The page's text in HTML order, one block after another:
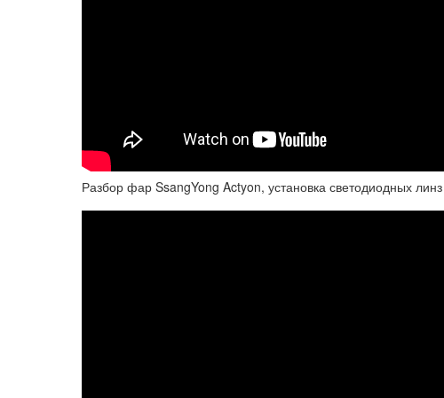
Разбор фар SsangYong Actyon, установка светодиодных